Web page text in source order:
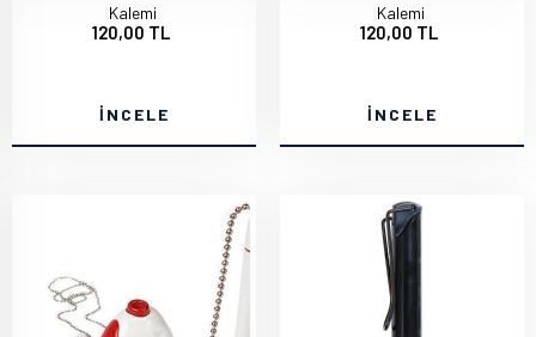
Kalemi
120,00 TL
İNCELE
Kalemi
120,00 TL
İNCELE